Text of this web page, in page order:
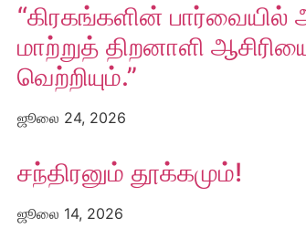
“கிரகங்களின் பார்வையில்
மாற்றுத் திறனாளி
வெற்றியும்.”
ஜூலை 24, 2026
சந்திரனும் தூக்கமும்!
ஜூலை 14, 2026